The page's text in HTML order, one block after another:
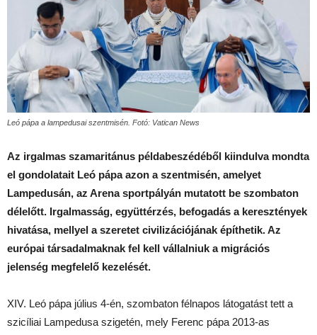
Leó pápa a lampedusai szentmisén. Fotó: Vatican News
Az irgalmas szamaritánus példabeszédéből kiindulva mondta
el gondolatait Leó pápa azon a szentmisén, amelyet
Lampedusán, az Arena sportpályán mutatott be szombaton
délelőtt. Irgalmasság, együttérzés, befogadás a keresztények
hivatása, mellyel a szeretet civilizációjának építhetik. Az
európai társadalmaknak fel kell vállalniuk a migrációs
jelenség megfelelő kezelését.
XIV. Leó pápa július 4-én, szombaton félnapos látogatást tett a
szicíliai Lampedusa szigetén, mely Ferenc pápa 2013-as